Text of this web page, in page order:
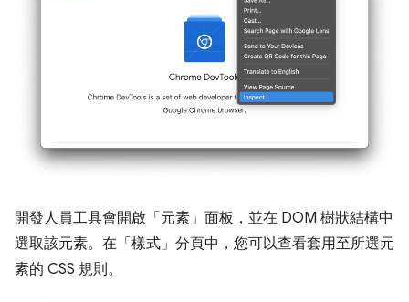
開發人員工具會開啟「元素」 面板，並在 DOM 樹狀結構中
選取該元素。在「樣式」 分頁中，您可以查看套用至所選元
素的 CSS 規則。